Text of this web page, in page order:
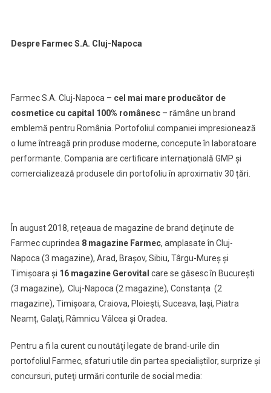
Despre Farmec S.A. Cluj-Napoca
Farmec S.A. Cluj-Napoca – cel mai mare producător de
cosmetice cu capital 100% românesc– rămâne un brand
emblemă pentru România. Portofoliul companiei impresionează
o lume întreagă prin produse moderne, concepute în laboratoare
performante. Compania are certificare internaţională GMP și
comercializează produsele din portofoliu în aproximativ 30 țări.
În august 2018, reţeaua de magazine de brand deţinute de
Farmec cuprindea 8 magazine Farmec, amplasate în Cluj-
Napoca (3 magazine), Arad, Brașov, Sibiu, Târgu-Mureș și
Timișoara şi 16 magazine Gerovital care se găsesc în București
(3 magazine), Cluj-Napoca (2 magazine), Constanța (2
magazine), Timișoara, Craiova, Ploiești, Suceava, Iași, Piatra
Neamț, Galați, Râmnicu Vâlcea şi Oradea.
Pentru a fi la curent cu noutăţi legate de brand-urile din
portofoliul Farmec, sfaturi utile din partea specialiştilor, surprize şi
concursuri, puteţi urmări conturile de social media: